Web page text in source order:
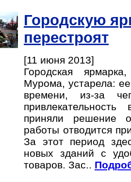
Городскую
перестроят
[11 июня 2013]
Городская
Мурома, устарела:
времени, из-за
приняли решение
работы отводится
За этот период
новых зданий с
товаров. Зас..